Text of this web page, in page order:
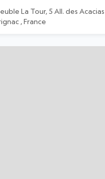
La Tour, 5 All. des
, France